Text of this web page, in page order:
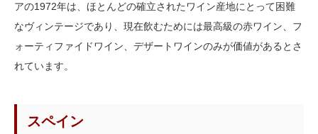
アの1972年は、ほとんどの確立されたワイン産地にとって困難
なヴィンテージであり、現在飲むためには最高級の赤ワイン、フ
ォーティファイドワイン、デザートワインのみが価値があるとさ
れています。
スペイン